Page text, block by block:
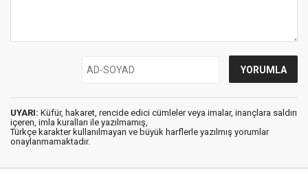
UYARI: Küfür, hakaret, rencide edici cümleler veya imalar, inançlara saldırı
içeren, imla kuralları ile yazılmamış,
Türkçe karakter kullanılmayan ve büyük harflerle yazılmış yorumlar
onaylanmamaktadır.